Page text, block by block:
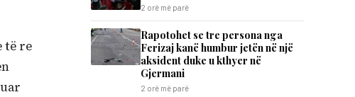
të re
2 orë më parë
Rapotohet se tre persona nga
Ferizaj kanë humbur jetën në një
aksident duke u kthyer në
Gjermani
2 orë më parë